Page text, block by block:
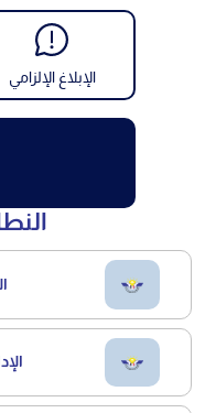
الإبلاغ الإلزامي